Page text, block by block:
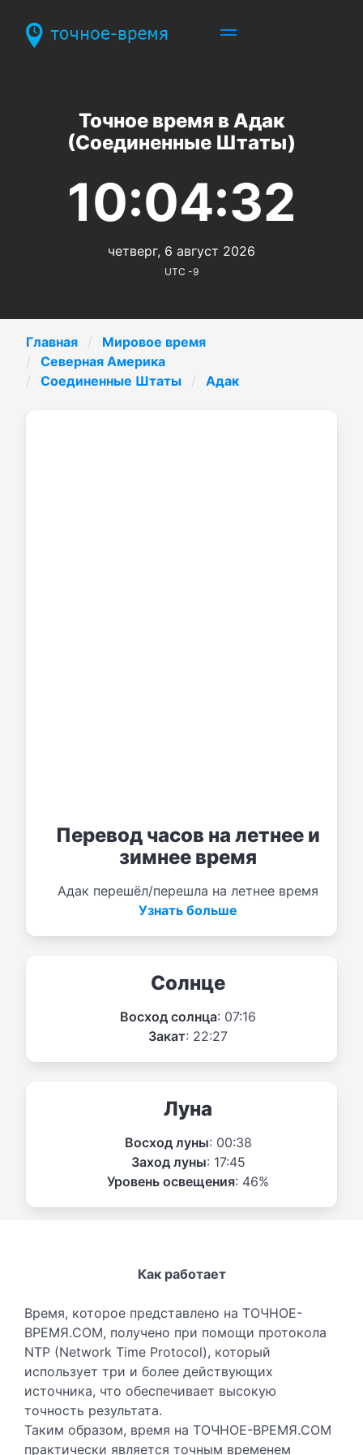
Точное время в Адак
(Соединенные Штаты)
10:04:33
четверг, 6 август 2026
UTC -9
Главная
Мировое время
Северная Америка
Соединенные Штаты
Адак
Перевод часов на летнее и
зимнее время
Адак перешёл/перешла на летнее время
Узнать больше
Солнце
Восход солнца: 07:16
Закат: 22:27
Луна
Восход луны: 00:38
Заход луны: 17:45
Уровень освещения: 46%
Как работает
Время, которое представлено на ТОЧНОЕ-
ВРЕМЯ.COM, получено при помощи протокола
NTP (Network Time Protocol), который
использует три и более действующих
источника, что обеспечивает высокую
точность результата.
Таким образом, время на ТОЧНОЕ-ВРЕМЯ.COM
практически является точным временем